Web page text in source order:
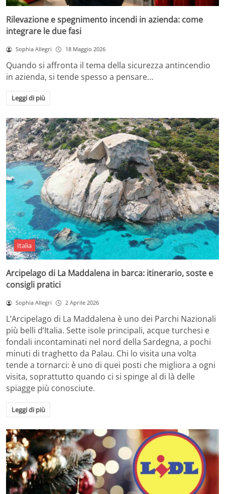
Rilevazione e spegnimento incendi in azienda: come
integrare le due fasi
Sophia Allegri 18 Maggio 2026
Quando si affronta il tema della sicurezza antincendio
in azienda, si tende spesso a pensare…
Leggi di più
Italia
Arcipelago di La Maddalena in barca: itinerario, soste e
consigli pratici
Sophia Allegri 2 Aprile 2026
L’Arcipelago di La Maddalena è uno dei Parchi Nazionali
più belli d’Italia. Sette isole principali, acque turchesi e
fondali incontaminati nel nord della Sardegna, a pochi
minuti di traghetto da Palau. Chi lo visita una volta
tende a tornarci: è uno di quei posti che migliora a ogni
visita, soprattutto quando ci si spinge al di là delle
spiagge più conosciute.
Leggi di più